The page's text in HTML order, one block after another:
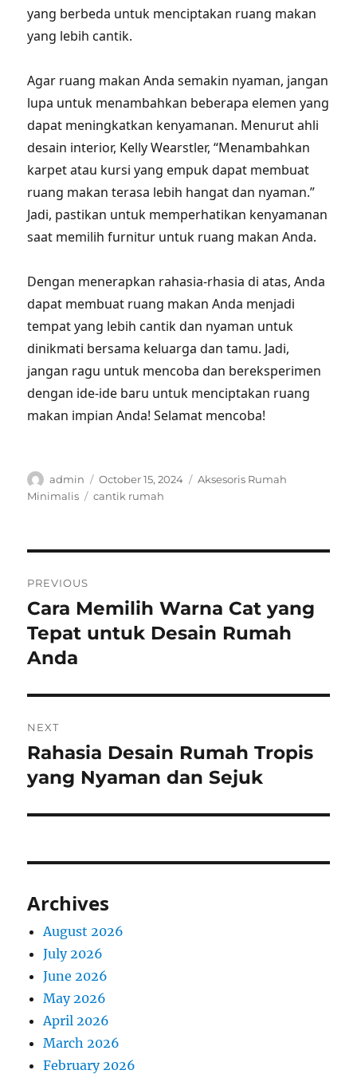
yang berbeda untuk menciptakan ruang makan
yang lebih cantik.
Agar ruang makan Anda semakin nyaman, jangan
lupa untuk menambahkan beberapa elemen yang
dapat meningkatkan kenyamanan. Menurut ahli
desain interior, Kelly Wearstler, “Menambahkan
karpet atau kursi yang empuk dapat membuat
ruang makan terasa lebih hangat dan nyaman.”
Jadi, pastikan untuk memperhatikan kenyamanan
saat memilih furnitur untuk ruang makan Anda.
Dengan menerapkan rahasia-rhasia di atas, Anda
dapat membuat ruang makan Anda menjadi
tempat yang lebih cantik dan nyaman untuk
dinikmati bersama keluarga dan tamu. Jadi,
jangan ragu untuk mencoba dan bereksperimen
dengan ide-ide baru untuk menciptakan ruang
makan impian Anda! Selamat mencoba!
Author
admin
Posted
on
October 15, 2024 Categories
Aksesoris Rumah
Minimalis
Tags
cantik rumah
navigation
PREVIOUS
Previous
post:
Cara Memilih Warna Cat yang
Tepat untuk Desain Rumah
Anda
NEXT
Next
post:
Rahasia Desain Rumah Tropis
yang Nyaman dan Sejuk
Archives
August 2026
July 2026
June 2026
May 2026
April 2026
March 2026
February 2026